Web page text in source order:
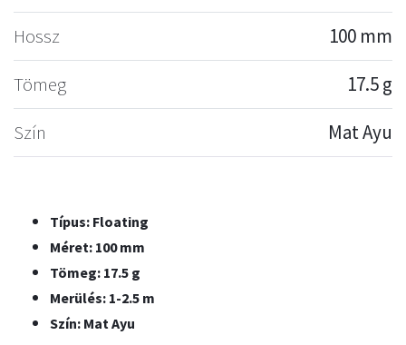
Hossz
100 mm
Tömeg
17.5 g
Szín
Mat Ayu
Típus: Floating
Méret: 100 mm
Tömeg: 17.5 g
Merülés: 1-2.5 m
Szín: Mat Ayu